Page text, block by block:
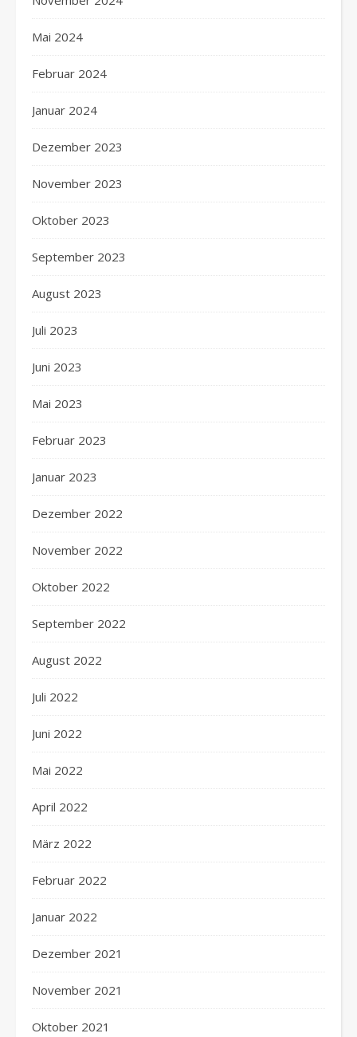
Mai 2024
Februar 2024
Januar 2024
Dezember 2023
November 2023
Oktober 2023
September 2023
August 2023
Juli 2023
Juni 2023
Mai 2023
Februar 2023
Januar 2023
Dezember 2022
November 2022
Oktober 2022
September 2022
August 2022
Juli 2022
Juni 2022
Mai 2022
April 2022
März 2022
Februar 2022
Januar 2022
Dezember 2021
November 2021
Oktober 2021